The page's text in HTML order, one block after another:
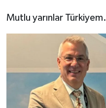
Mutlu yarınlar Türkiyem.